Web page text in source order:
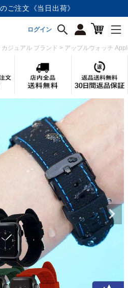
《送料無料》
ログイン
カジュアル ブランド アップルウォッチ